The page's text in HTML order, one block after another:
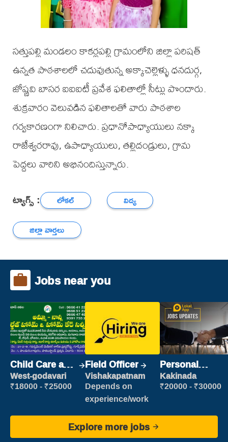
సత్తుపల్లి మండలం కాకర్లపల్లి గ్రామంలోని జిల్లా పరిషత్
ఉన్నత పాఠశాలలో చదువుతున్న అక్కాచెల్లెళ్ళు ధనదుర్గ,
జోష్ణవి బాసర ఐఐఐటీ ప్రవేశ ఫలితాల్లో సీట్లు పొందారు.
శుక్రవారం వెలువడిన ఫలితాలతో వారు పాఠశాల
గర్వకారణంగా నిలిచారు. ప్రధానోపాధ్యాయులు నక్కా
రాజేశ్వరరావు, ఉపాధ్యాయులు, తల్లిదండ్రులు, గ్రామ
పెద్దలు వారిని అభినందిస్తున్నారు.
ట్యాగ్స్ : లోకల్
విద్య
జిల్లా వార్తలు
Jobs near you
Child Care and
Patient care
West-godavari
₹18000 - ₹25000
Field Officer
Vishakapatnam
Depends on
experience/work
Personal
Assistant
Kakinada
₹20000 - ₹30000
Explore more jobs